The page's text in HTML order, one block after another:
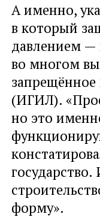
А именно,
в который
давлением —
во многом
запрещённое
(ИГИЛ).
но это
форму».